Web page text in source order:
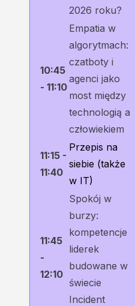
2026 roku?
10:45
- 11:10
Empatia w
algorytmach:
czatboty i
agenci jako
most między
technologią a
człowiekiem
11:15 -
11:40
Przepis na
siebie (także
w IT)
11:45
-
12:10
Spokój w
burzy:
kompetencje
liderek
budowane w
świecie
Incident